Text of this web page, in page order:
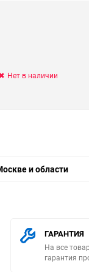
Нет в наличии
и области
ГАРАНТИЯ
На все
гарантия